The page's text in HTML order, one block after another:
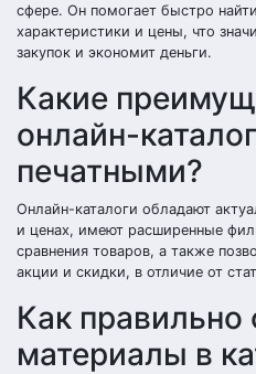
сфере. Он помогает быстро
характеристики и цены, что
закупок и экономит деньги.
Какие
онлайн-
печатными?
Онлайн-каталоги обладают
и ценах, имеют расширенные
сравнения товаров, а также
акции и скидки, в отличие от
Как правильно
материалы в